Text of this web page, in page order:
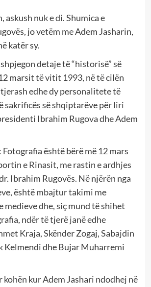
askush nuk e di. Shumica e
jo vetëm me Adem Jasharin,
katër sy.
detaje të “historisë” së
marsit të vitit 1993, në të cilën
edhe dy personalitete të
sakrificës së shqiptarëve për liri
Ibrahim Rugova dhe Adem
Fotografia është bërë më 12 mars
e Rinasit, me rastin e ardhjes
Ibrahim Rugovës. Në njërën nga
është mbajtur takimi me
medieve dhe, siç mund të shihet
ndër të tjerë janë edhe
Kraja, Skënder Zogaj, Sabajdin
Kelmendi dhe Bujar Muharremi
kohën kur Adem Jashari ndodhej në